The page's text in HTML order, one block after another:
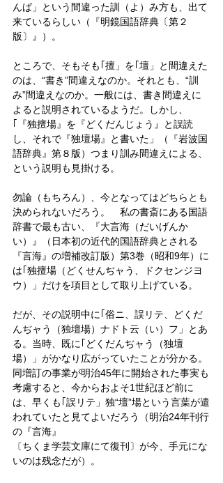
んば」という間違った訓（よ）み方も、出て
来ているらしい（『明鏡国語辞典〔第２
版〕』）。
ところで、そもそも｢擅」を｢壇」と間違えた
のは、“書き”間違えなのか。それとも、“訓
み”間違えなのか。一般には、書き間違えに
よると説明されているようだ。しかし、
｢『独擅場』を『どくだんじょう』と誤読
し、それで『独壇場』と書いた」（『岩波国
語辞典』第８版）つまり訓み間違えによる、
という説明も見掛ける。
勿論（もちろん）、今となってはどちらとも
決められないだろう。　私の書斎にある国語
辞書で最も古い、『大言海（だいげんか
い）』（日本初の近代的国語辞典とされる
『言海』の増補改訂版）第3巻（昭和9年）に
は｢独擅場（どくせんぢャう、ドクセンジヨ
ウ）」だけを項目として取り上げている。
だが、その説明中に｢俗ニ、誤リテ、どくだ
んぢャう（独壇場）ナドト云（い）フ」とあ
る。当時、既に｢どくだんぢャう（独壇
場）」がかなり広がっていたことが分かる。
同増訂の事業が明治45年に開始された事実も
考慮すると、今からおよそ1世紀ほど前に
は、早くも｢誤リテ」独“壇”場という言葉が遣
われていたと見てよいだろう（明治24年刊行
の『言海』
〔ちくま学芸文庫にて復刊〕が今、手元にな
いのは残念だが）。